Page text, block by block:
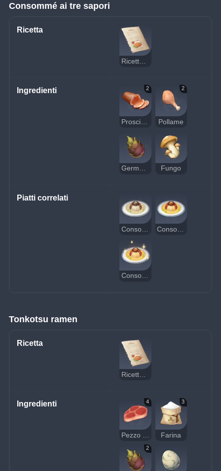
Consommé ai tre sapori
Ricetta
Ricetta: consommé ai tre sapori
Ingredienti 2
Prosciutto
2
Pollame
Germoglio di bambù Fungo
Piatti correlati
Consommé ai tre sapori delizioso
Tonkotsu ramen
Ricetta
Ricetta: tonkotsu ramen
Ingredienti 4 3
Farina
2